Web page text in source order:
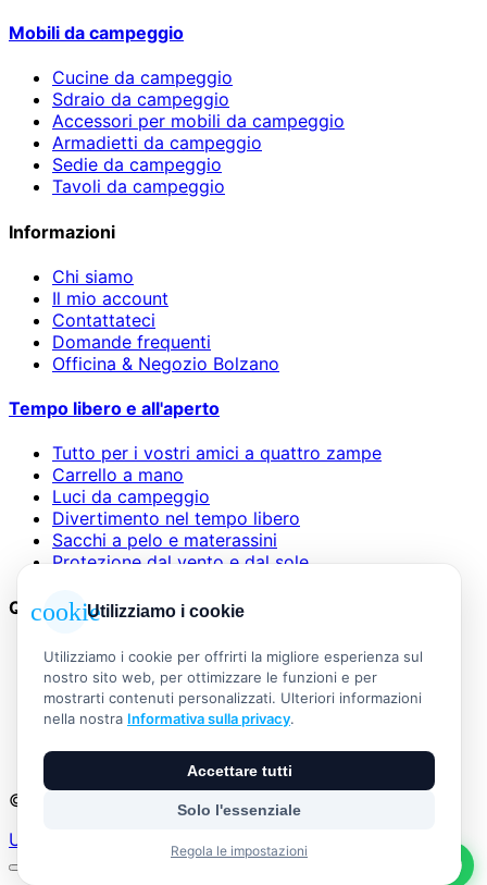
Mobili da campeggio
Cucine da campeggio
Sdraio da campeggio
Accessori per mobili da campeggio
Armadietti da campeggio
Sedie da campeggio
Tavoli da campeggio
Informazioni
Chi siamo
Il mio account
Contattateci
Domande frequenti
Officina & Negozio Bolzano
Tempo libero e all'aperto
Tutto per i vostri amici a quattro zampe
Carrello a mano
Luci da campeggio
Divertimento nel tempo libero
Sacchi a pelo e materassini
Protezione dal vento e dal sole
Questioni legali
AGB
Informazioni legali
Informativa sulla privacy
Widerrufsbelehrung
Vertrag widerrufen
© 2026 Outdoor Living Alle Rechte vorbehalten
Umsetzung:
cookieUtilizziamo i cookie
Utilizziamo i cookie per offrirti la migliore esperienza sul
nostro sito web, per ottimizzare le funzioni e per
mostrarti contenuti personalizzati. Ulteriori informazioni
nella nostra Informativa sulla privacy.
Accettare tutti
Solo l'essenziale
Regola le impostazioni